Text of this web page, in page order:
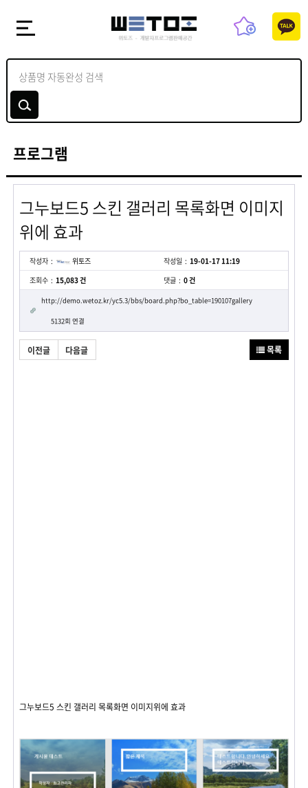
프로그램
그누보드5 스킨 갤러리 목록화면 이미지
위에 효과
작성자 위토즈 작성일
19-01-17 11:19
조회수
15,083 건 댓글 0 건
http://demo.wetoz.kr/yc5.3/bbs/board.php?bo_table=190107gallery
5132회 연결
이전글 다음글 목록
그누보드5 스킨 갤러리 목록화면 이미지위에 효과